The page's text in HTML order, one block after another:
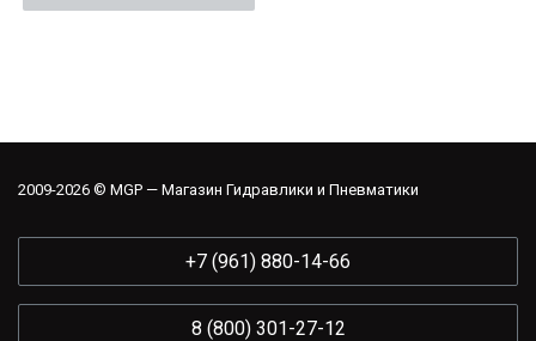
2009-2026 © MGP — Магазин Гидравлики и Пневматики
+7 (961) 880-14-66
8 (800) 301-27-12